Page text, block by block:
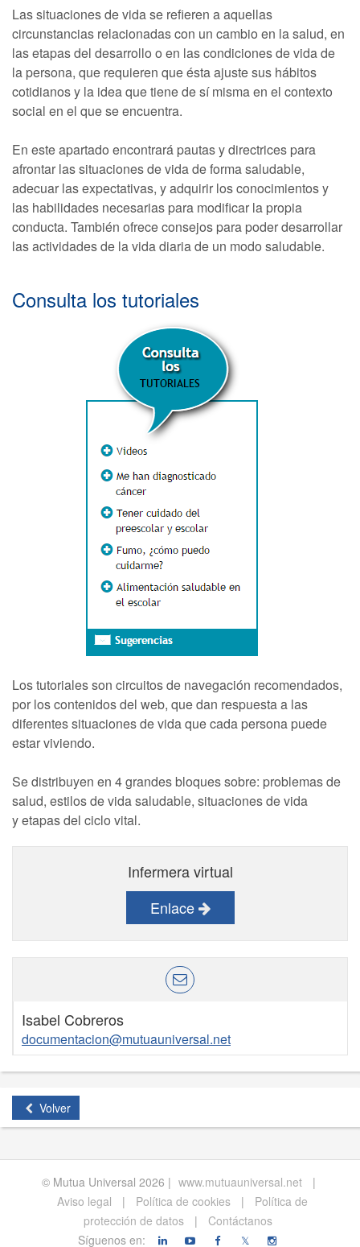
Las situaciones de vida se refieren a aquellas
circunstancias relacionadas con un cambio en la salud, en
las etapas del desarrollo o en las condiciones de vida de
la persona, que requieren que ésta ajuste sus hábitos
cotidianos y la idea que tiene de sí misma en el contexto
social en el que se encuentra.
En este apartado encontrará pautas y directrices para
afrontar las situaciones de vida de forma saludable,
adecuar las expectativas, y adquirir los conocimientos y
las habilidades necesarias para modificar la propia
conducta. También ofrece consejos para poder desarrollar
las actividades de la vida diaria de un modo saludable.
Consulta los tutoriales
Los tutoriales son circuitos de navegación recomendados,
por los contenidos del web, que dan respuesta a las
diferentes situaciones de vida que cada persona puede
estar viviendo.
Se distribuyen en 4 grandes bloques sobre: problemas de
salud, estilos de vida saludable, situaciones de vida
y etapas del ciclo vital.
Infermera virtual
Enlace
Isabel Cobreros
documentacion@mutuauniversal.net
Volver
© Mutua Universal 2026 | www.mutuauniversal.net
|
Aviso legal
| Política de cookies |
Política de
protección de datos
|
Contáctanos
Síguenos en:
𝕏